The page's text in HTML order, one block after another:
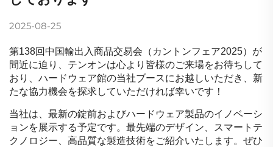
2025-08-25
第138回中国輸出入商品交易会（カントンフェア2025）が
間近に迫り、テンオンは心より皆様のご来場をお待ちして
おり、ハードウェア館の当社ブースにお越しいただき、新
たな協力機会を探求していただければ幸いです！
当社は、最新の錠前およびハードウェア製品のイノベーシ
ョンを展示する予定です。最先端のデザイン、スマートテ
クノロジー、高品質な製造技術をご紹介いたします。ぜひ